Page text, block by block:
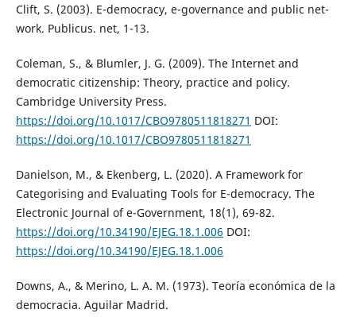
Clift, S. (2003). E-democracy, e-governance and public net-
work. Publicus. net, 1-13.
Coleman, S., & Blumler, J. G. (2009). The Internet and
democratic citizenship: Theory, practice and policy.
Cambridge University Press.
https://doi.org/10.1017/CBO9780511818271 DOI:
https://doi.org/10.1017/CBO9780511818271
Danielson, M., & Ekenberg, L. (2020). A Framework for
Categorising and Evaluating Tools for E-democracy. The
Electronic Journal of e-Government, 18(1), 69-82.
https://doi.org/10.34190/EJEG.18.1.006 DOI:
https://doi.org/10.34190/EJEG.18.1.006
Downs, A., & Merino, L. A. M. (1973). Teoría económica de la
democracia. Aguilar Madrid.